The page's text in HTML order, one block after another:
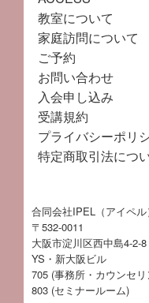
教室について
家庭訪問について
ご予約
お問い合わせ
入会申し込み
受講規約
プライバシーポリ
特定商取引法につ
合同会社IPEL（アイペル
〒532-0011
大阪市淀川区西中島4-2-8
YS・新大阪ビル
705 (事務所・カウンセ
803 (セミナールーム)